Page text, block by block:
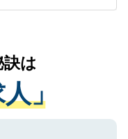
はご本人の許可
ついての厳密な
のみに付与され
取得済みです。
は、SSL（デー
関の状況や紹介
なアドバイスを
にご転職をされ
ートが可能です
い。
は
」